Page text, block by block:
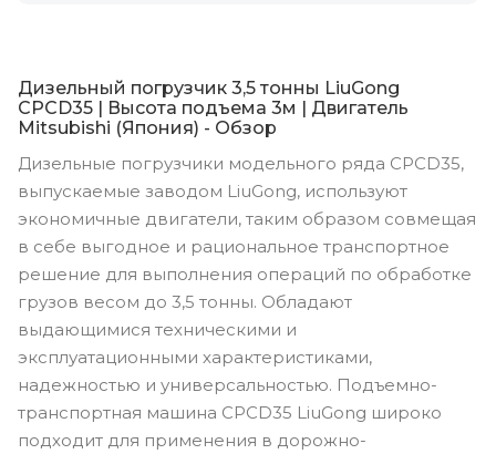
Дизельный погрузчик 3,5 тонны LiuGong
CPCD35 | Высота подъема 3м | Двигатель
Mitsubishi (Япония) - Обзор
Дизельные погрузчики модельного ряда CPCD35,
выпускаемые заводом LiuGong, используют
экономичные двигатели, таким образом совмещая
в себе выгодное и рациональное транспортное
решение для выполнения операций по обработке
грузов весом до 3,5 тонны. Обладают
выдающимися техническими и
эксплуатационными характеристиками,
надежностью и универсальностью. Подъемно-
транспортная машина CPCD35 LiuGong широко
подходит для применения в дорожно-